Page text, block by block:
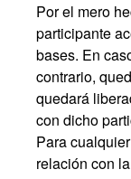
Por el mero
participante
bases. En
contrario,
quedará
con dicho
Para
relación con